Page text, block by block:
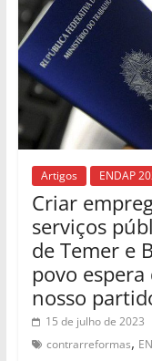
Artigos ENDAP
Criar
serviços
de Temer e
povo
nosso
15 de julho de 2023
contrarreformas,